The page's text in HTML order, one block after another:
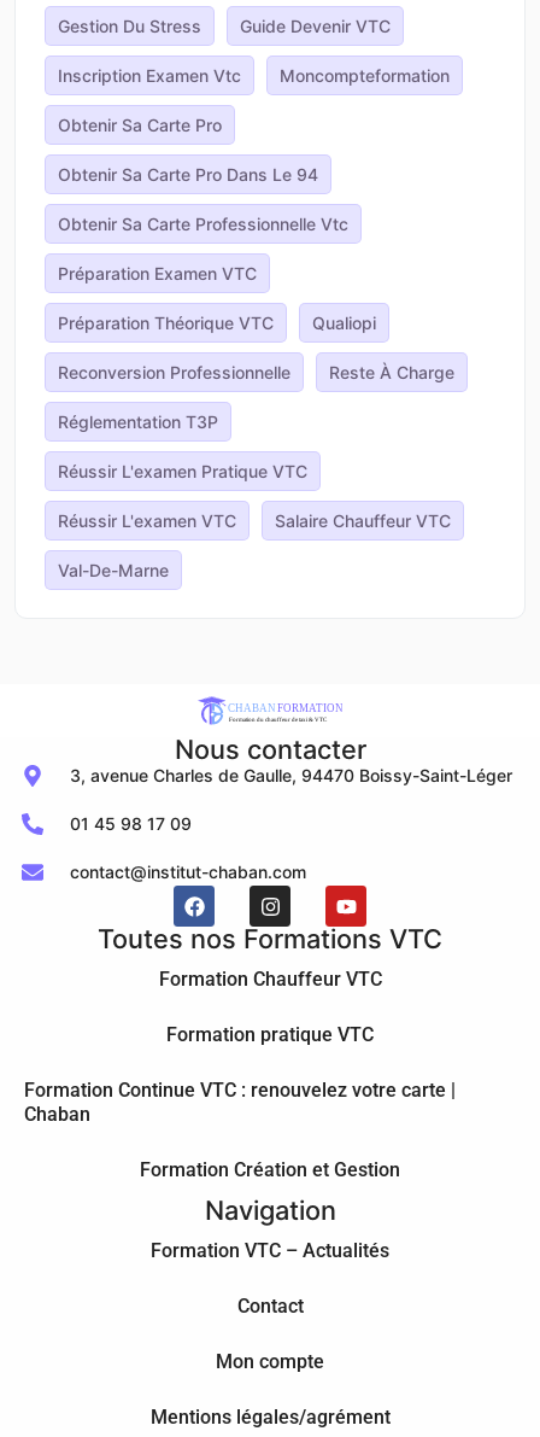
Gestion Du Stress Guide Devenir VTC
Inscription Examen Vtc Moncompteformation
Obtenir Sa Carte Pro
Obtenir Sa Carte Pro Dans Le 94
Obtenir Sa Carte Professionnelle Vtc
Préparation Examen VTC
Préparation Théorique VTC Qualiopi
Reconversion Professionnelle Reste À Charge
Réglementation T3P
Réussir L'examen Pratique VTC
Réussir L'examen VTC Salaire Chauffeur VTC
Val-De-Marne
Nous contacter
3, avenue Charles de Gaulle, 94470 Boissy-Saint-Léger
01 45 98 17 09
contact@institut-chaban.com
Toutes nos Formations VTC
Formation Chauffeur VTC
Formation pratique VTC
Formation Continue VTC : renouvelez votre carte |
Chaban
Formation Création et Gestion
Navigation
Formation VTC – Actualités
Contact
Mon compte
Mentions légales/agrément